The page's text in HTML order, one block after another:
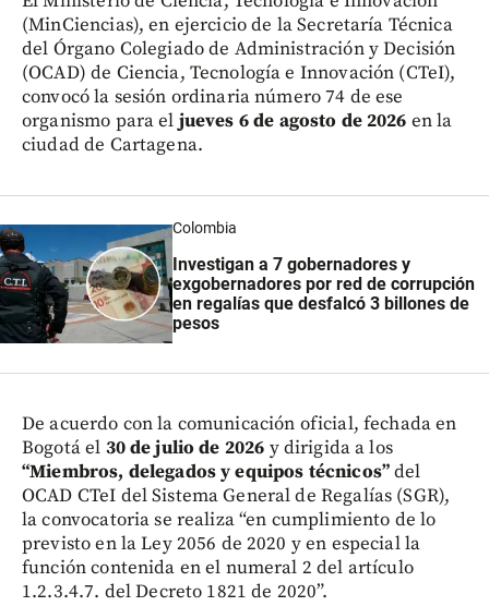
(MinCiencias), en ejercicio de la Secretaría Técnica
del Órgano Colegiado de Administración y Decisión
(OCAD) de Ciencia, Tecnología e Innovación (CTeI),
convocó la sesión ordinaria número 74 de ese
organismo para el jueves 6 de agosto de 2026 en la
ciudad de Cartagena.
Colombia
Investigan a 7 gobernadores y
exgobernadores por red de corrupción
en regalías que desfalcó 3 billones de
pesos
De acuerdo con la comunicación oficial, fechada en
Bogotá el 30 de julio de 2026 y dirigida a los
“Miembros, delegados y equipos técnicos”del
OCAD CTeI del Sistema General de Regalías (SGR),
la convocatoria se realiza “en cumplimiento de lo
previsto en la Ley 2056 de 2020 y en especial la
función contenida en el numeral 2 del artículo
1.2.3.4.7. del Decreto 1821 de 2020”.